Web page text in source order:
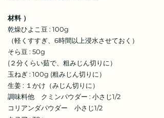
材料 ）
乾燥ひよこ豆 : 100g
（軽くすすぎ、6時間以上浸水させておく）
そら豆 : 50g
(２分くらい茹で、粗みじん切りに）
玉ねぎ : 100g (粗みじん切りに）
生姜 : １かけ（みじん切りに）
調味料他 クミンパウダー : 小さじ1/2
コリアンダパウダー 小さじ1/2